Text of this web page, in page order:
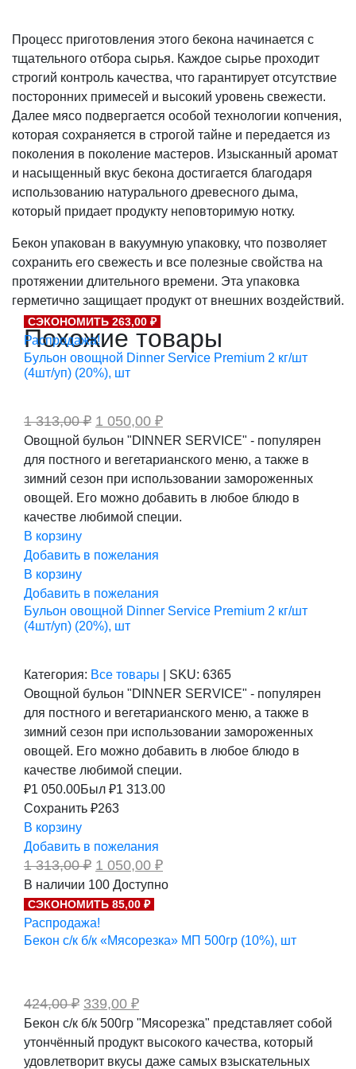
Процесс приготовления этого бекона начинается с
тщательного отбора сырья. Каждое сырье проходит
строгий контроль качества, что гарантирует отсутствие
посторонних примесей и высокий уровень свежести.
Далее мясо подвергается особой технологии копчения,
которая сохраняется в строгой тайне и передается из
поколения в поколение мастеров. Изысканный аромат
и насыщенный вкус бекона достигается благодаря
использованию натурального древесного дыма,
который придает продукту неповторимую нотку.
Бекон упакован в вакуумную упаковку, что позволяет
сохранить его свежесть и все полезные свойства на
протяжении длительного времени. Эта упаковка
герметично защищает продукт от внешних воздействий.
Похожие товары
СЭКОНОМИТЬ 263,00 ₽
Распродажа!
Бульон овощной Dinner Service Premium 2 кг/шт
(4шт/уп) (20%), шт
1 313,00₽ Первоначальная
цена
составляла
1
313,00 ₽.
1 050,00 ₽Текущая
цена:
1
050,00 ₽.
Овощной бульон "DINNER SERVICE" - популярен
для постного и вегетарианского меню, а также в
зимний сезон при использовании замороженных
овощей. Его можно добавить в любое блюдо в
качестве любимой специи.
В корзину
Добавить в пожелания
В корзину
Добавить в пожелания
Бульон овощной Dinner Service Premium 2 кг/шт
(4шт/уп) (20%), шт
Категория: Все товары SKU: 6365
Овощной бульон "DINNER SERVICE" - популярен
для постного и вегетарианского меню, а также в
зимний сезон при использовании замороженных
овощей. Его можно добавить в любое блюдо в
качестве любимой специи.
₽1 050.00Был ₽1 313.00
Сохранить ₽263
В корзину
Добавить в пожелания
1 313,00₽ Первоначальная
цена
составляла
1
313,00 ₽.
1 050,00 ₽Текущая
цена:
1
В наличии 100 Доступно
СЭКОНОМИТЬ 85,00 ₽
Распродажа!
Бекон с/к б/к «Мясорезка» МП 500гр (10%), шт
424,00₽ Первоначальная
цена
составляла
424,00 ₽.
339,00 ₽Текущая
цена:
339,00 ₽.
Бекон с/к б/к 500гр "Мясорезка" представляет собой
утончённый продукт высокого качества, который
удовлетворит вкусы даже самых взыскательных